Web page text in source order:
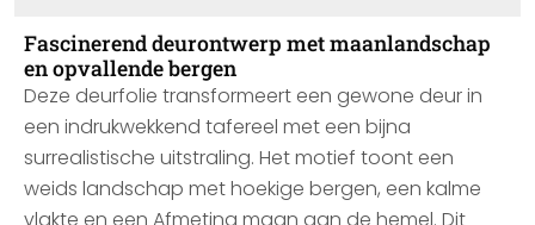
Fascinerend deurontwerp met maanlandschap
en opvallende bergen
Deze deurfolie transformeert een gewone deur in
een indrukwekkend tafereel met een bijna
surrealistische uitstraling. Het motief toont een
weids landschap met hoekige bergen, een kalme